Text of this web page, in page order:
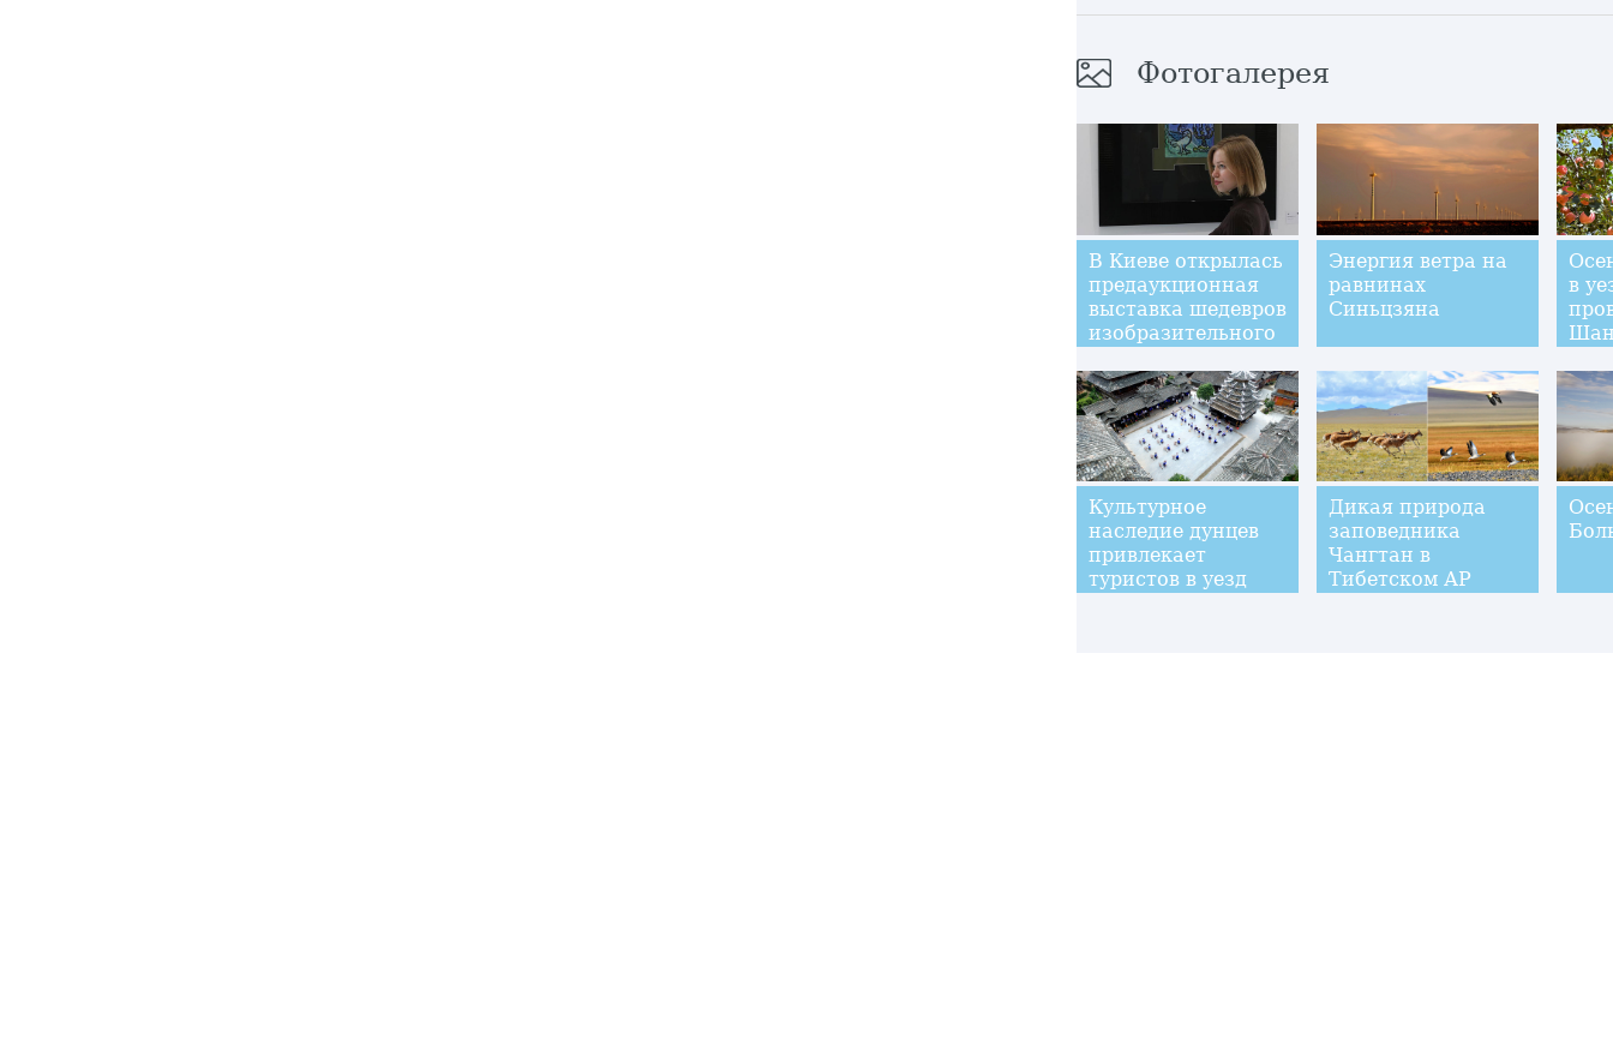
Фотогалерея
В Киеве открылась
предаукционная
выставка шедевров
изобразительного
Энергия ветра на
равнинах
Синьцзяна
в
Культурное
наследие дунцев
привлекает
туристов в уезд
Дикая природа
заповедника
Чангтан в
Тибетском АР